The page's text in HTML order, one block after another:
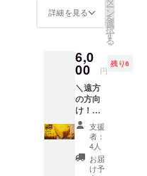
及び添
加物等
表示は
お届け
商品の
ラベル
に表記
されま
す。
商品開
封前に
は必ず
お届け
望日程
がある
に第３
希望ま
でご明
記くだ
さいま
せ ・
メール
が届か
ないト
ラブル
など防
考欄に
お電話
をお願
いいた
します
＊注意
事項 ・
改めて
詳細の
メール
をお送
りいた
します
ネット
誘系の
方はご
遠慮く
ださい
ませ 開
催は
2023年
11月頃
に大
阪・堺
で開催
ん） ※1
支援も
して頂
けま
す。 応
援、よ
ろしく
お願い
いたし
ます！
《内
容》 ◯
（冷
凍） ※
２枚目
は店舗
でのご
提供イ
メージ
写真で
す（フ
ルーツ
はつき
ませ
ん） ※1
円単位
詳細を見る ー
ン
を
選
択
す
る
6,0
00 円
残り6
＼遠方
の方向
け！冷
凍＆郵
送／
「LinoL
inoベイ
クド
支援
者：
4人
お届
け予